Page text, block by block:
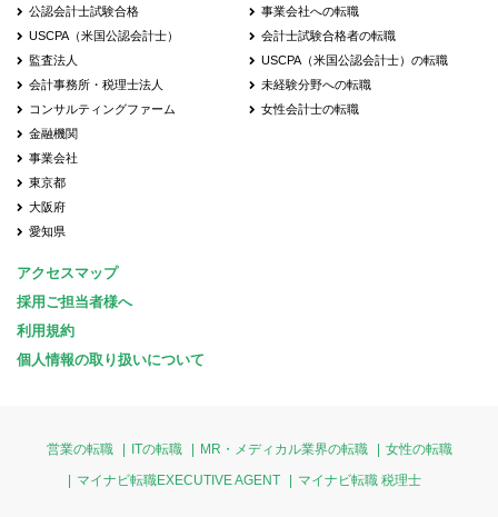
公認会計士試験合格
USCPA（米国公認会計士）
監査法人
会計事務所・税理士法人
コンサルティングファーム
金融機関
事業会社
東京都
大阪府
愛知県
事業会社への転職
会計士試験合格者の転職
USCPA（米国公認会計士）の転職
未経験分野への転職
女性会計士の転職
アクセスマップ
採用ご担当者様へ
利用規約
個人情報の取り扱いについて
営業の転職 ITの転職 MR・メディカル業界の転職
女性の転職
マイナビ転職EXECUTIVE AGENT
マイナビ転職 税理士